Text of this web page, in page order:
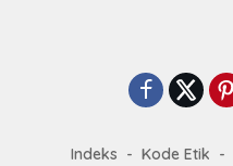
Indeks Kode Etik